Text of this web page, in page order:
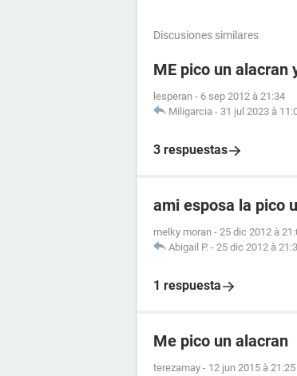
Discusiones similares
ME pico un alacran
lesperan - 6 sep 2012 à 21:34
Miligarcia - 31 jul 2023 à
3 respuestas
ami esposa la pico
melky moran - 25 dic 2012 à
Abigail P. - 25 dic 2012 à
1 respuesta
Me pico un alacran
terezamay - 12 jun 2015 à 21:25